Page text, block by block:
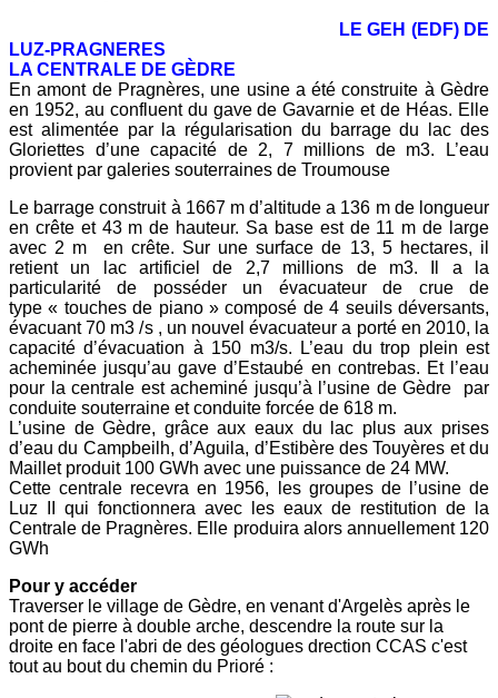
LE GEH (EDF) DE
LUZ-PRAGNERES
LA CENTRALE DE GÈDRE
En amont de Pragnères, une usine a été construite à Gèdre
en 1952, au confluent du gave de Gavarnie et de Héas. Elle
est alimentée par la régularisation du barrage du lac des
Gloriettes d’une capacité de 2, 7 millions de m3. L’eau
provient par galeries souterraines de Troumouse
Le barrage construit à 1667 m d’altitude a 136 m de longueur
en crête et 43 m de hauteur. Sa base est de 11 m de large
avec 2 m en crête. Sur une surface de 13, 5 hectares, il
retient un lac artificiel de 2,7 millions de m3. Il a la
particularité de posséder un évacuateur de crue de
type « touches de piano » composé de 4 seuils déversants,
évacuant 70 m3 /s , un nouvel évacuateur a porté en 2010, la
capacité d’évacuation à 150 m3/s. L’eau du trop plein est
acheminée jusqu’au gave d’Estaubé en contrebas. Et l’eau
pour la centrale est acheminé jusqu’à l’usine de Gèdre par
conduite souterraine et conduite forcée de 618 m.
L’usine de Gèdre, grâce aux eaux du lac plus aux prises
d’eau du Campbeilh, d’Aguila, d’Estibère des Touyères et du
Maillet produit 100 GWh avec une puissance de 24 MW.
Cette centrale recevra en 1956, les groupes de l’usine de
Luz II qui fonctionnera avec les eaux de restitution de la
Centrale de Pragnères. Elle produira alors annuellement 120
GWh
Pour y accéder
Traverser le village de Gèdre, en venant d'Argelès après le
pont de pierre à double arche, descendre la route sur la
droite en face l'abri de des géologues drection CCAS c'est
tout au bout du chemin du Prioré :